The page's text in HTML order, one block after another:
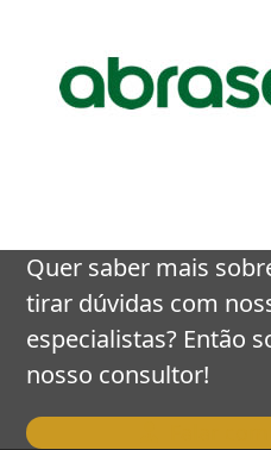
right
carousel
navigation
buttons
Quer saber mais
tirar dúvidas com
especialistas? Então
nosso consultor!